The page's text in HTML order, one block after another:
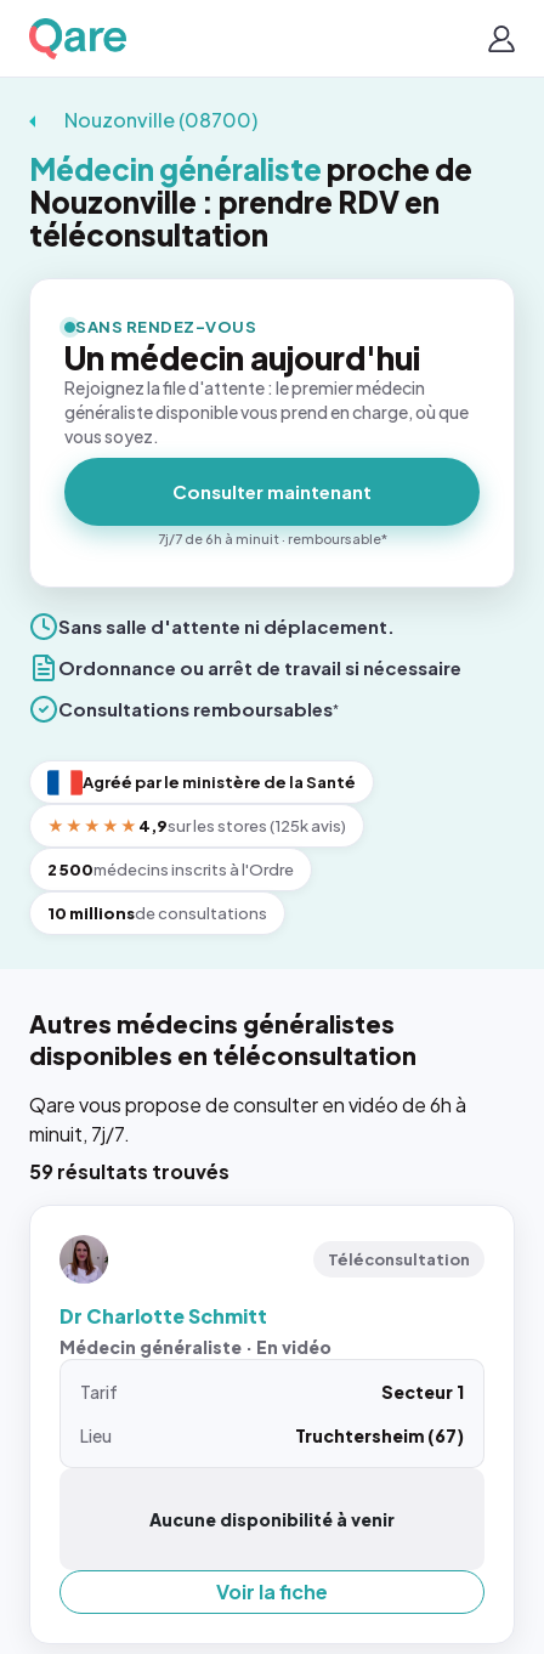
Nouzonville (08700)
Médecin généraliste proche de
Nouzonville : prendre RDV en
téléconsultation
Sans salle d'attente ni déplacement.
Ordonnance ou arrêt de travail si nécessaire
Consultations remboursables*
Agréé par le ministère de la Santé
★★★★★ 4,9sur les stores (125k avis)
2 500médecins inscrits à l'Ordre
10 millionsde consultations
SANS RENDEZ-VOUS
Un médecin aujourd'hui
Rejoignez la file d'attente : le premier médecin
généraliste disponible vous prend en charge, où que
vous soyez.
Consulter maintenant
7j/7 de 6h à minuit · remboursable*
Autres médecins généralistes
disponibles en téléconsultation
Qare vous propose de consulter en vidéo de 6h à
minuit, 7j/7.
59 résultats trouvés
Téléconsultation
Dr Charlotte Schmitt
Médecin généraliste · En vidéo
Tarif
Secteur 1
Lieu
Truchtersheim (67)
Aucune disponibilité à venir
Voir la fiche